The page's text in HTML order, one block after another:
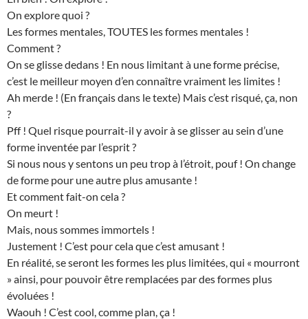
On explore quoi ?
Les formes mentales, TOUTES les formes mentales !
Comment ?
On se glisse dedans ! En nous limitant à une forme précise,
c’est le meilleur moyen d’en connaître vraiment les limites !
Ah merde ! (En français dans le texte) Mais c’est risqué, ça, non
?
Pff ! Quel risque pourrait-il y avoir à se glisser au sein d’une
forme inventée par l’esprit ?
Si nous nous y sentons un peu trop à l’étroit, pouf ! On change
de forme pour une autre plus amusante !
Et comment fait-on cela ?
On meurt !
Mais, nous sommes immortels !
Justement ! C’est pour cela que c’est amusant !
En réalité, se seront les formes les plus limitées, qui « mourront
» ainsi, pour pouvoir être remplacées par des formes plus
évoluées !
Waouh ! C’est cool, comme plan, ça !